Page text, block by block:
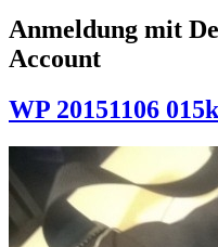
Anmeldung mit
Account
WP 20151106 015k